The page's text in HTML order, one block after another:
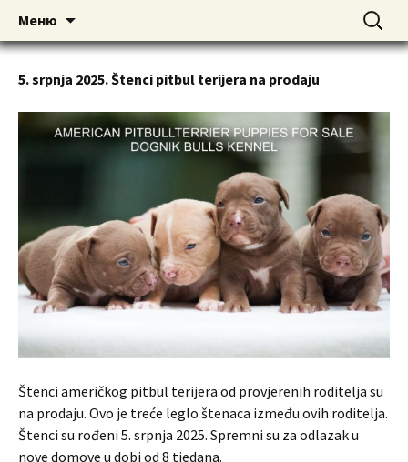
DOGNIK BULLS
American pitbull terrier kennel DOGNIK
BULLS Europe. ADBA registered. APBT
puppies for sale. Worldwide shipping
Меню
содержимому
Найти:
5. srpnja 2025. Štenci pitbul terijera na prodaju
Štenci američkog pitbul terijera od provjerenih roditelja su
na prodaju. Ovo je treće leglo štenaca između ovih roditelja.
Štenci su rođeni 5. srpnja 2025. Spremni su za odlazak u
nove domove u dobi od 8 tjedana.